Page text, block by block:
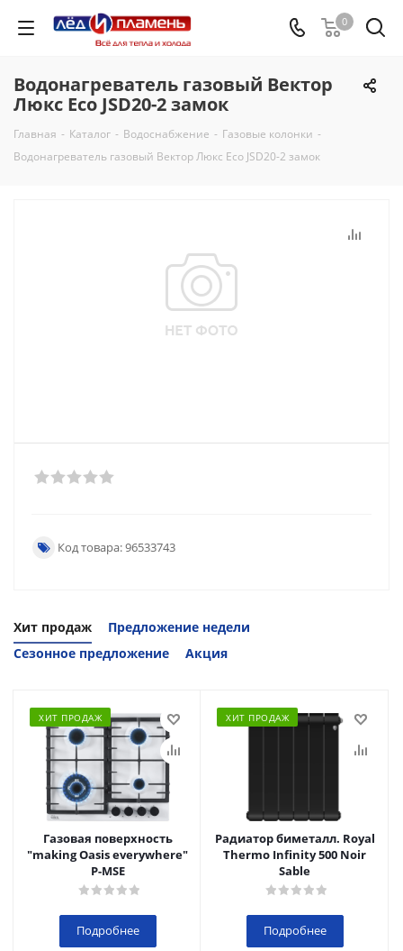
0
Водонагреватель газовый Вектор
Люкс Есо JSD20-2 замок
Главная - Каталог - Водоснабжение - Газовые колонки -
Водонагреватель газовый Вектор Люкс Есо JSD20-2 замок
Код товара: 96533743
Хит продаж
Предложение недели
Сезонное предложение
Акция
ХИТ ПРОДАЖ
Газовая поверхность
"making Oasis everywhere"
P-MSE
Подробнее
ХИТ ПРОДАЖ
Радиатор биметалл. Royal
Thermo Infinity 500 Noir
Sable
Подробнее